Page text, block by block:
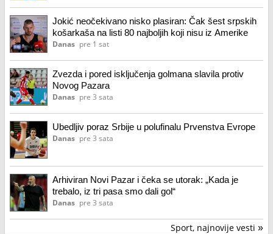
Jokić neočekivano nisko plasiran: Čak šest srpskih
košarkaša na listi 80 najboljih koji nisu iz Amerike
Danas pre 1 sat
Zvezda i pored isključenja golmana slavila protiv
Novog Pazara
Danas pre 3 sata
Ubedljiv poraz Srbije u polufinalu Prvenstva Evrope
Danas pre 3 sata
Arhiviran Novi Pazar i čeka se utorak: „Kada je
trebalo, iz tri pasa smo dali gol“
Danas pre 3 sata
Sport, najnovije vesti »